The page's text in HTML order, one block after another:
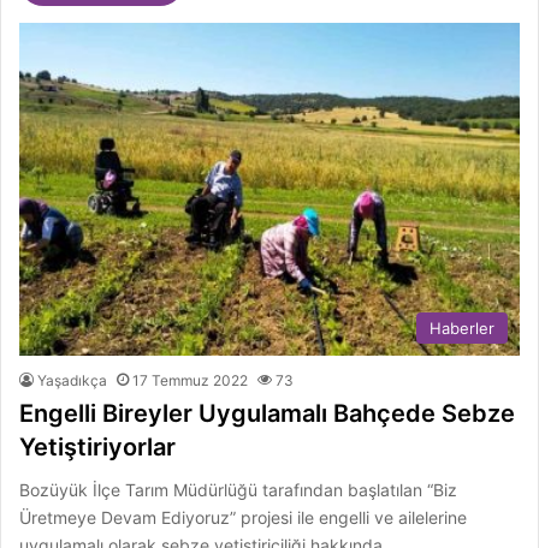
Haberler
Yaşadıkça 17 Temmuz 2022 73
Engelli Bireyler Uygulamalı Bahçede Sebze
Yetiştiriyorlar
Bozüyük İlçe Tarım Müdürlüğü tarafından başlatılan “Biz
Üretmeye Devam Ediyoruz” projesi ile engelli ve ailelerine